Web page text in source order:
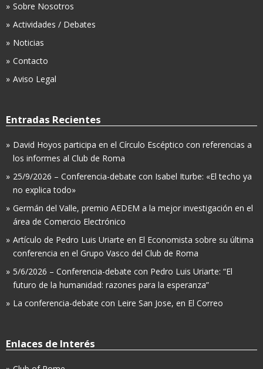
Sobre Nosotros
Actividades / Debates
Noticias
Contacto
Aviso Legal
Entradas Recientes
David Hoyos participa en el Círculo Escéptico con referencias a
los informes al Club de Roma
25/9/2026 – Conferencia-debate con Isabel Iturbe: «El techo ya
no explica todo»
Germán del Valle, premio AEDEM a la mejor investigación en el
área de Comercio Electrónico
Artículo de Pedro Luis Uriarte en El Economista sobre su última
conferencia en el Grupo Vasco del Club de Roma
5/6/2026 – Conferencia-debate con Pedro Luis Uriarte: “El
futuro de la humanidad: razones para la esperanza”
La conferencia-debate con Leire San Jose, en El Correo
Enlaces de Interés